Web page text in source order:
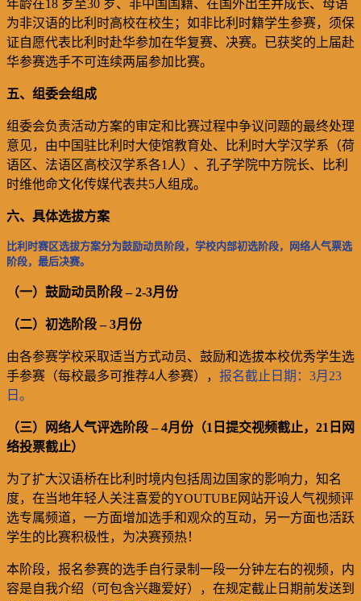
年龄在18 岁至30 岁、 非中国国籍、 在 国外出生并成长、母语
为非汉语的比利时高校在校生； 如非比利时籍学生参赛，须保
证自愿代表比利时赴华参加在华复赛、决赛。已获奖的上届赴
华参赛选手不可连续两届参加比赛。
五、组委会组成
组委会负责活动方案的审定和比赛过程中争议问题的最终处理
意见，由中国驻比利时大使馆教育处、比利时大学汉学系（荷
语区、法语区高校汉学系各1 人）、孔子学院中方院长、比利
时维他命文化传媒代表共5人组成。
六、 具体选拔方案
比利时赛区选拔方案分为鼓励动员阶段，学校内部初选阶段，网络人气票选
阶段，最后决赛。
（一） 鼓励动员阶段– 2-3月份
（二） 初选阶段 –3月份
由各参赛学校采取适当方式动员、鼓励和选拔本校优秀学生选
手参赛 （每校最多可推荐4人参赛）， 报名截止日期： 3月 23
日。
（三） 网络人气评选阶段 –4月份（1 日提交视频截止， 21 日网
络投票截止）
为了扩大汉语桥在比利时境内包括周边国家的影响力，知名
度，在当地年轻人关注喜爱的YOUTUBE 网站开设人气视频评
选专属频道，一方面增加选手和观众的互动，另一方面也活跃
学生的比赛积极性，为决赛预热！
本阶段，报名参赛的选手自行录制一段一分钟左右的视频，内
容是自我介绍（可包含兴趣爱好），在规定截止日期前发送到